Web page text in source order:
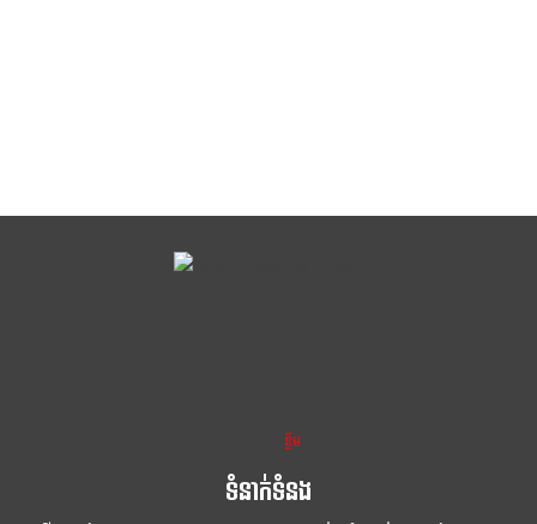
ខ្លឹម ខ្លី រហ័ស
ទំនាក់ទំនង